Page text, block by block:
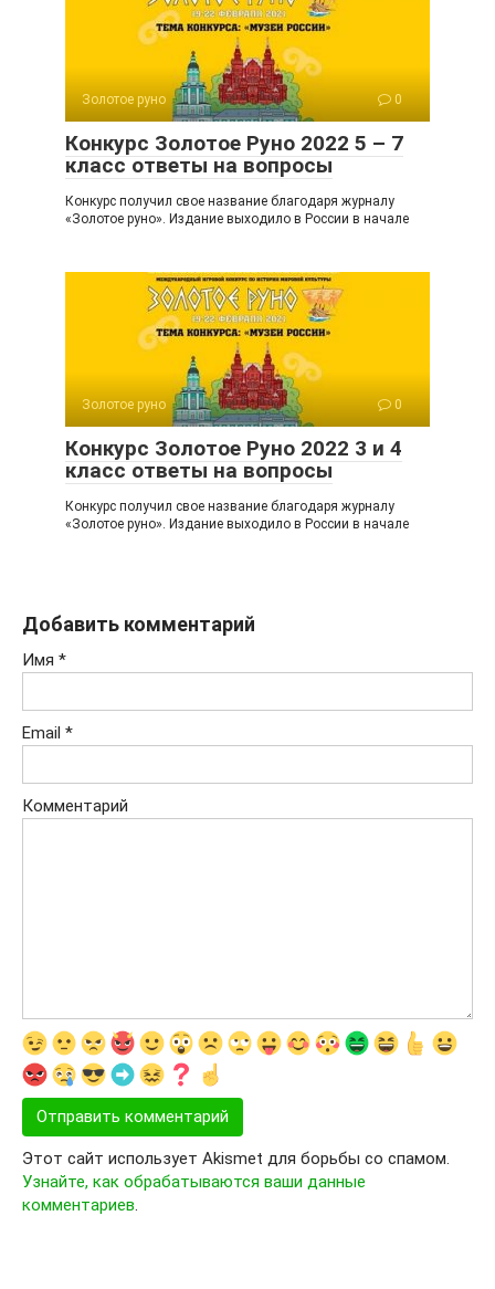
Золотое руно 0
Конкурс Золотое Руно 2022 5 – 7
класс ответы на вопросы
Конкурс получил свое название благодаря журналу
«Золотое руно». Издание выходило в России в начале
Золотое руно 0
Конкурс Золотое Руно 2022 3 и 4
класс ответы на вопросы
Конкурс получил свое название благодаря журналу
«Золотое руно». Издание выходило в России в начале
Добавить комментарий
Имя *
Email *
Комментарий
Этот сайт использует Akismet для борьбы со спамом.
Узнайте, как обрабатываются ваши данные
комментариев.